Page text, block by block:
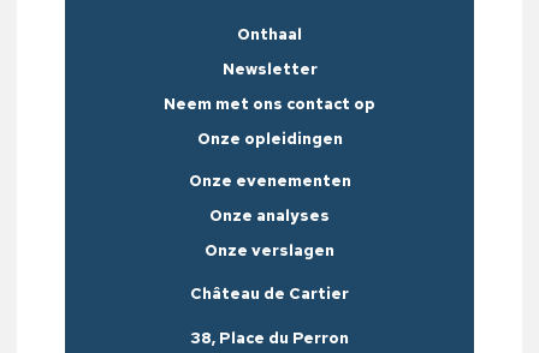
Onthaal
Newsletter
Neem met ons contact op
Onze opleidingen
Onze evenementen
Onze analyses
Onze verslagen
Château de Cartier
38, Place du Perron